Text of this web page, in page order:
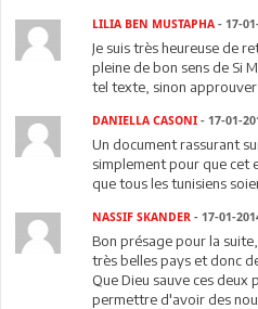
LILIA BEN MUSTAPHA - 17-
Je suis très heureuse de
pleine de bon sens de Si
tel texte, sinon
DANIELLA CASONI - 17-01-
Un document rassurant
simplement pour que cet
que tous les tunisiens
NASSIF SKANDER - 17-01-
Bon présage pour la
très belles pays et donc
Que Dieu sauve ces deux
permettre d'avoir des